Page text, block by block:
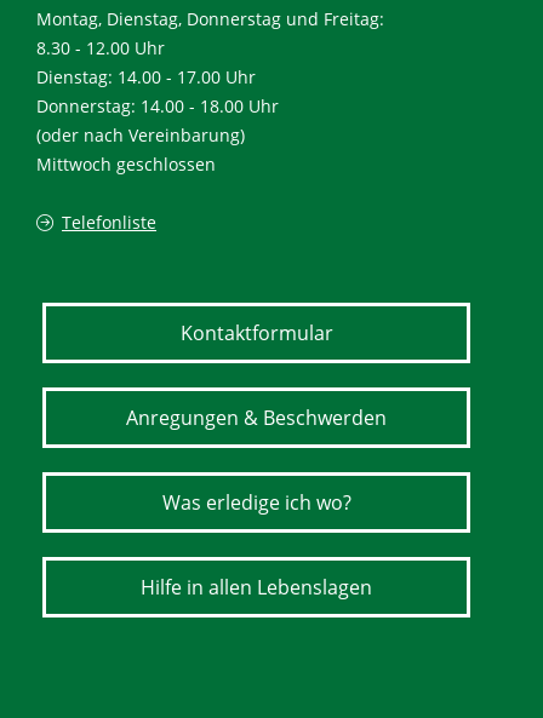
Montag, Dienstag, Donnerstag und Freitag:
8.30 - 12.00 Uhr
Dienstag: 14.00 - 17.00 Uhr
Donnerstag: 14.00 - 18.00 Uhr
(oder nach Vereinbarung)
Mittwoch geschlossen
Telefonliste
Kontaktformular
Anregungen & Beschwerden
Was erledige ich wo?
Hilfe in allen Lebenslagen